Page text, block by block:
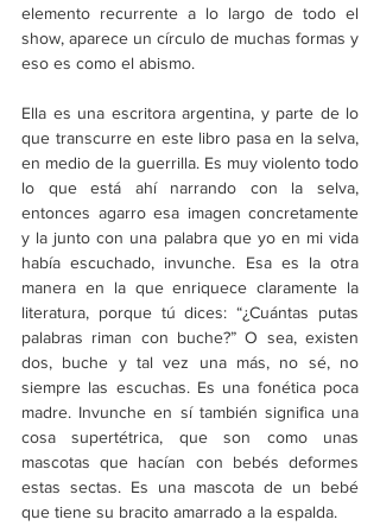
elemento recurrente a lo largo de todo el
show, aparece un círculo de muchas formas y
eso es como el abismo.
Ella es una escritora argentina, y parte de lo
que transcurre en este libro pasa en la selva,
en medio de la guerrilla. Es muy violento todo
lo que está ahí narrando con la selva,
entonces agarro esa imagen concretamente
y la junto con una palabra que yo en mi vida
había escuchado, invunche. Esa es la otra
manera en la que enriquece claramente la
literatura, porque tú dices: “¿Cuántas putas
palabras riman con buche?” O sea, existen
dos, buche y tal vez una más, no sé, no
siempre las escuchas. Es una fonética poca
madre. Invunche en sí también significa una
cosa supertétrica, que son como unas
mascotas que hacían con bebés deformes
estas sectas. Es una mascota de un bebé
que tiene su bracito amarrado a la espalda.